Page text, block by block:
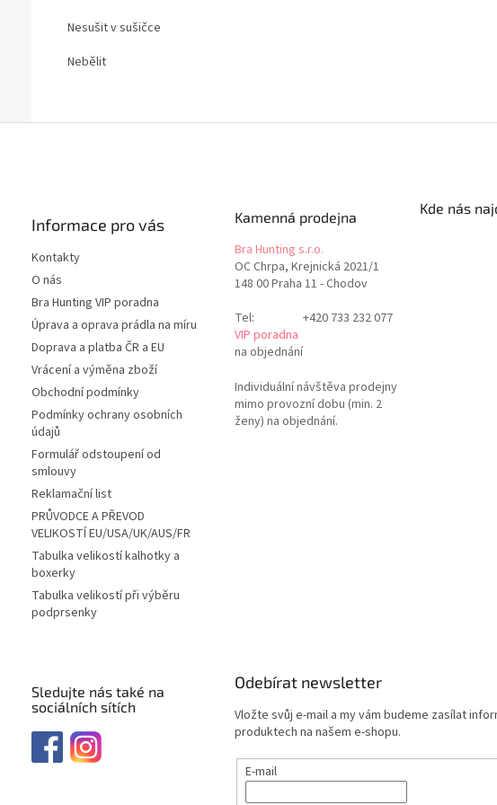
Nesušit v sušičce
Nebělit
Informace pro vás
Kontakty
O nás
Bra Hunting VIP poradna
Úprava a oprava prádla na míru
Doprava a platba ČR a EU
Vrácení a výměna zboží
Obchodní podmínky
Podmínky ochrany osobních
údajů
Formulář odstoupení od
smlouvy
Reklamační list
PRŮVODCE A PŘEVOD
VELIKOSTÍ EU/USA/UK/AUS/FR
Tabulka velikostí kalhotky a
boxerky
Tabulka velikostí při výběru
podprsenky
Kamenná prodejna
Bra Hunting s.r.o.
OC Chrpa, Krejnická 2021/1
148 00 Praha 11 - Chodov
Tel:
+420 733 232 077
VIP poradna
na objednání
Individuální návštěva prodejny
mimo provozní dobu (min. 2
ženy) na objednání.
Kde nás
Sledujte nás také na
sociálních sítích
Odebírat newsletter
Vložte svůj e-mail a my vám budeme zasílat
produktech na našem e-shopu.
E-mail